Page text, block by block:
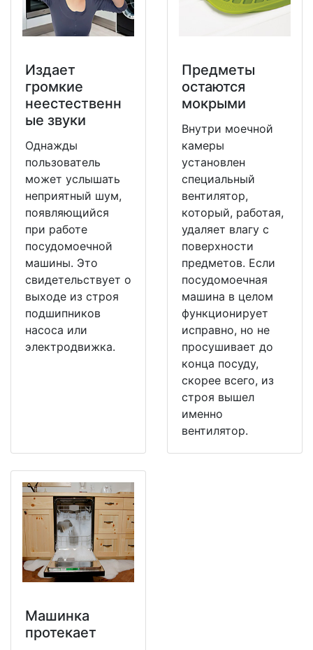
Издает
громкие
неестественн
ые звуки
Однажды
пользователь
может услышать
неприятный шум,
появляющийся
при работе
посудомоечной
машины. Это
свидетельствует о
выходе из строя
подшипников
насоса или
электродвижка.
Предметы
остаются
мокрыми
Внутри моечной
камеры
установлен
специальный
вентилятор,
который, работая,
удаляет влагу с
поверхности
предметов. Если
посудомоечная
машина в целом
функционирует
исправно, но не
просушивает до
конца посуду,
скорее всего, из
строя вышел
именно
вентилятор.
Машинка
протекает